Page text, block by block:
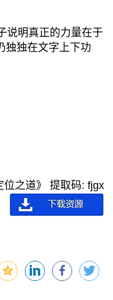
说明真正的力量在于
独独在文字上下功
之道》 提取码: fjgx